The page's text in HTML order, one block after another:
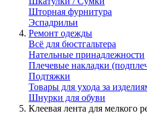
Шторная фурнитура
Эспадрильи
Ремонт одежды
Всё для бюстгальтера
Нательные принадлежности
Плечевые накладки
Подтяжки
Товары для ухода за
Шнурки для обуви
Клеевая лента для мелкого